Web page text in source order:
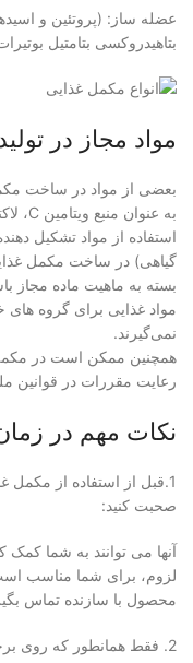
بتاهیدروکسی بتامتیل
مواد مجاز در
بعضی از مواد در ساخت
به عنوان منبع ویتامین C، لاکتات کلسیم به عنوان منبع کلسیم.
استفاده از مواد تشکیل
گیاهی) در ساخت مکمل
بسته به ماهیت ماده مجاز
مواد غذایی برای گروه
نمی‌گیرند.
همچنین ممکن است در
رعایت مقررات در قوانین
نکات مهم در
1.قبل از استفاده از
صحبت کنید:
آنها می توانند به شما کمک
لزوم، برای شما مناسب
محصول با سازنده تماس
2. فقط همانطور که روی برچسب توضیح داده شده است مصرف کنید: